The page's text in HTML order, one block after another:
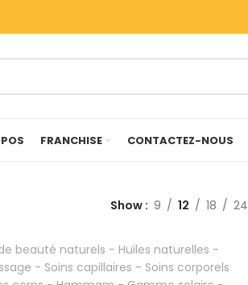
FRANCHISE CONTACTEZ-NOUS
Show 9 12 18 24